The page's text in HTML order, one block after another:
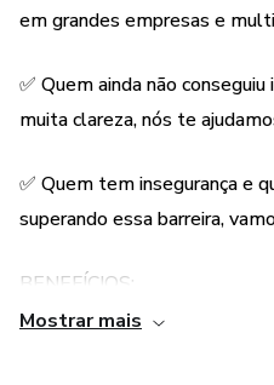
em grandes empresas e
✅ Quem ainda não
muita clareza, nós te
✅ Quem tem insegurança e
superando essa barreira,
BENEFÍCIOS:
Mostrar mais